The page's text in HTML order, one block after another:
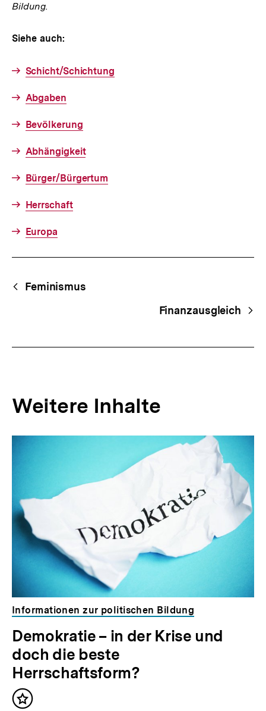
Bildung.
Siehe auch:
Schicht/Schichtung
Abgaben
Bevölkerung
Abhängigkeit
Bürger/Bürgertum
Herrschaft
Europa
Begriffsnavigation
Content-
Navigation
Feminismus
Finanzausgleich
Weitere Inhalte
Informationen zur politischen Bildung
Demokratie – in der Krise und
doch die beste
Herrschaftsform?
Inhalt